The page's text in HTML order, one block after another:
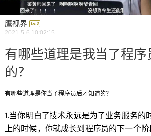
鹰视界
2021-5-6 10:02:15
有哪些道理是我当了程序
的？
有哪些道理是你当了程序员后才知道的？
1.当你明白了技术永远是为了业务服务的
上的时候，你就成长到程序员的下一个阶
有哪些道理是我当了程序员
的？
有哪些道理是你当了程序员后才知